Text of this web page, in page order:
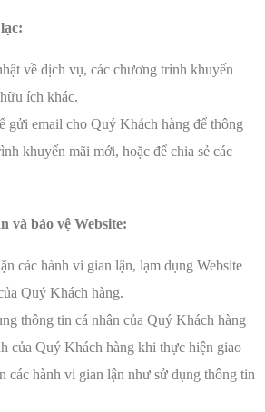
về dịch vụ, các chương trình khuyến
ích khác.
gửi email cho Quý Khách hàng để thông
khuyến mãi mới, hoặc để chia sẻ các
và bảo vệ Website:
các hành vi gian lận, lạm dụng Website
Quý Khách hàng.
thông tin cá nhân của Quý Khách hàng
của Quý Khách hàng khi thực hiện giao
các hành vi gian lận như sử dụng thông tin